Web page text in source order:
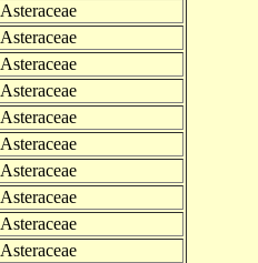
Asteraceae
Asteraceae
Asteraceae
Asteraceae
Asteraceae
Asteraceae
Asteraceae
Asteraceae
Asteraceae
Asteraceae